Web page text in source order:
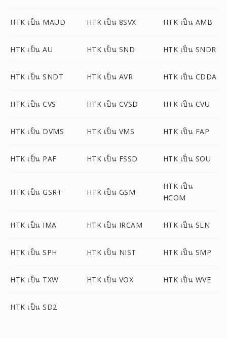
HTK เป็น MAUD HTK เป็น 8SVX HTK เป็น AMB
HTK เป็น AU HTK เป็น SND HTK เป็น SNDR
HTK เป็น SNDT HTK เป็น AVR HTK เป็น CDDA
HTK เป็น CVS HTK เป็น CVSD HTK เป็น CVU
HTK เป็น DVMS HTK เป็น VMS HTK เป็น FAP
HTK เป็น PAF HTK เป็น FSSD HTK เป็น SOU
HTK เป็น GSRT HTK เป็น GSM
HTK เป็น
HCOM
HTK เป็น IMA HTK เป็น IRCAM HTK เป็น SLN
HTK เป็น SPH HTK เป็น NIST HTK เป็น SMP
HTK เป็น TXW HTK เป็น VOX HTK เป็น WVE
HTK เป็น SD2